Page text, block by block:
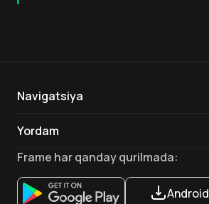
Navigatsiya
Yordam
Aloqa
Ilovalar
Frame har qanday qurilmada:
Android